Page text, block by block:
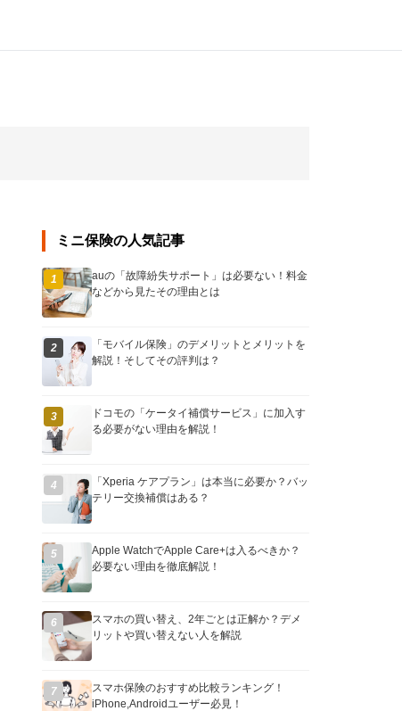
ミニ保険の人気記事
1
auの「故障紛失サポート」は必要ない！料金
などから見たその理由とは
2
「モバイル保険」のデメリットとメリットを
解説！そしてその評判は？
3
ドコモの「ケータイ補償サービス」に加入す
る必要がない理由を解説！
4
「Xperia ケアプラン」は本当に必要か？バッ
テリー交換補償はある？
5
Apple WatchでApple Care+は入るべきか？
必要ない理由を徹底解説！
6
スマホの買い替え、2年ごとは正解か？デメ
リットや買い替えない人を解説
7
スマホ保険のおすすめ比較ランキング！
iPhone,Androidユーザー必見！